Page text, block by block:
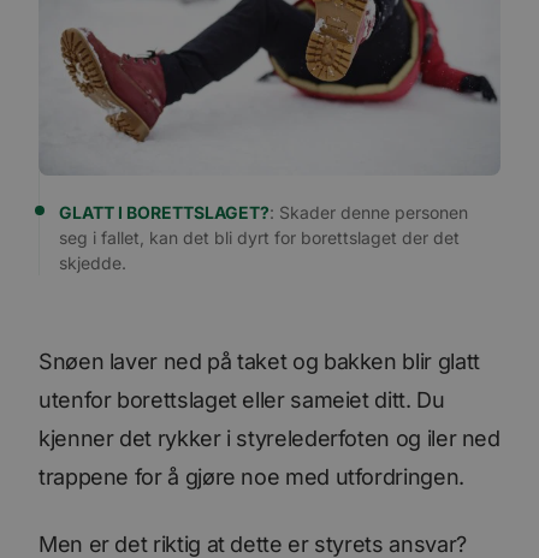
GLATT I BORETTSLAGET?: Skader denne personen
seg i fallet, kan det bli dyrt for borettslaget der det
skjedde.
Snøen laver ned på taket og bakken blir glatt
utenfor borettslaget eller sameiet ditt. Du
kjenner det rykker i styrelederfoten og iler ned
trappene for å gjøre noe med utfordringen.
Men er det riktig at dette er styrets ansvar?